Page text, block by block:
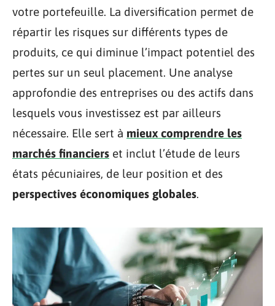
votre portefeuille. La diversification permet de
répartir les risques sur différents types de
produits, ce qui diminue l’impact potentiel des
pertes sur un seul placement. Une analyse
approfondie des entreprises ou des actifs dans
lesquels vous investissez est par ailleurs
nécessaire. Elle sert à mieux comprendre les
marchés financiers et inclut l’étude de leurs
états pécuniaires, de leur position et des
perspectives économiques globales.